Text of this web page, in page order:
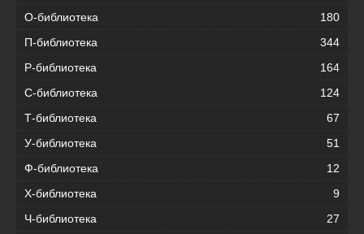
О-библиотека
180
П-библиотека
344
Р-библиотека
164
С-библиотека
124
Т-библиотека
67
У-библиотека
51
Ф-библиотека
12
Х-библиотека
9
Ч-библиотека
27